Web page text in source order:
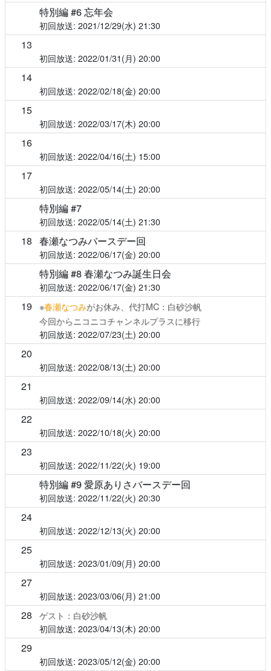
特別編 #6 忘年会
2021/12/29(水) 21:30
13
2022/01/31(月) 20:00
14
2022/02/18(金) 20:00
15
2022/03/17(木) 20:00
16
2022/04/16(土) 15:00
17
2022/05/14(土) 20:00
特別編 #7
2022/05/14(土) 21:30
18 春瀬なつみバースデー回
2022/06/17(金) 20:00
特別編 #8 春瀬なつみ誕生日会
2022/06/17(金) 21:30
19 ※春瀬なつみがお休み、代打MC：白砂沙帆
今回からニコニコチャンネルプラスに移行
2022/07/23(土) 20:00
20
2022/08/13(土) 20:00
21
2022/09/14(水) 20:00
22
2022/10/18(火) 20:00
23
2022/11/22(火) 19:00
特別編 #9 愛原ありさバースデー回
2022/11/22(火) 20:30
24
2022/12/13(火) 20:00
25
2023/01/09(月) 20:00
27
2023/03/06(月) 21:00
28
ゲスト：白砂沙帆
2023/04/13(木) 20:00
29
2023/05/12(金) 20:00